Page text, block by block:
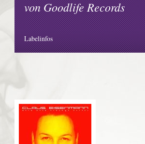
von Goodlife Records
Labelinfos